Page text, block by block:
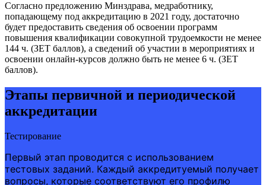
Согласно предложению Минздрава, медработнику,
попадающему под аккредитацию в 2021 году, достаточно
будет предоставить сведения об освоении программ
повышения квалификации совокупной трудоемкости не менее
144 ч. (ЗЕТ баллов), а сведений об участии в мероприятиях и
освоении онлайн-курсов должно быть не менее 6 ч. (ЗЕТ
баллов).
Этапы первичной и периодической
аккредитации
Тестирование
Первый этап проводится с использованием
тестовых заданий. Каждый аккредитуемый получает
вопросы, которые соответствуют его профилю